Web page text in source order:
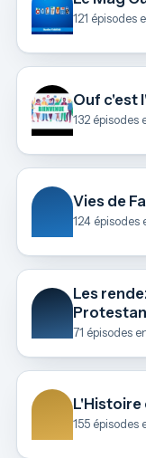
121 épisodes
Ouf c'est
132 épisodes
Vies de
124 épisodes
Les
71 épisodes
L'Histoire
155 épisodes